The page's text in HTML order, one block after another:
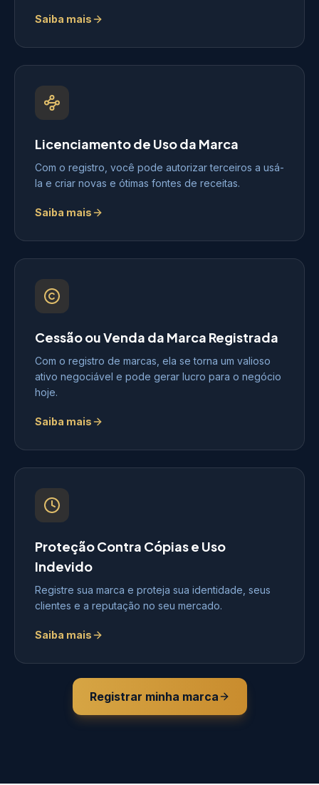
Saiba mais
Licenciamento de Uso da Marca
Com o registro, você pode autorizar terceiros a usá-
la e criar novas e ótimas fontes de receitas.
Saiba mais
Cessão ou Venda da Marca Registrada
Com o registro de marcas, ela se torna um valioso
ativo negociável e pode gerar lucro para o negócio
hoje.
Saiba mais
Proteção Contra Cópias e Uso
Indevido
Registre sua marca e proteja sua identidade, seus
clientes e a reputação no seu mercado.
Saiba mais
Registrar minha marca